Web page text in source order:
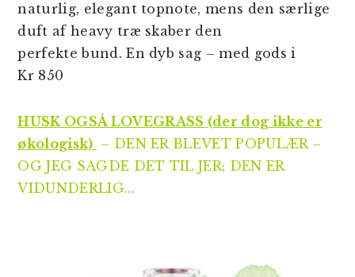
naturlig, elegant topnote, mens den særlige
duft af heavy træ skaber den
perfekte bund. En dyb sag – med gods i
Kr 850
HUSK OGSÅ LOVEGRASS (der dog ikke er
økologisk) – DEN ER BLEVET POPULÆR –
OG JEG SAGDE DET TIL JER; DEN ER
VIDUNDERLIG…